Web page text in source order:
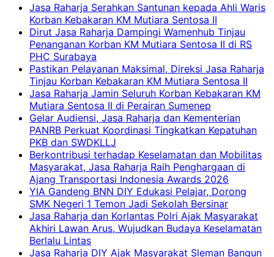
Jasa Raharja Serahkan Santunan kepada Ahli Waris
Korban Kebakaran KM Mutiara Sentosa II
Dirut Jasa Raharja Dampingi Wamenhub Tinjau
Penanganan Korban KM Mutiara Sentosa II di RS
PHC Surabaya
Pastikan Pelayanan Maksimal, Direksi Jasa Raharja
Tinjau Korban Kebakaran KM Mutiara Sentosa II
Jasa Raharja Jamin Seluruh Korban Kebakaran KM
Mutiara Sentosa II di Perairan Sumenep
Gelar Audiensi, Jasa Raharja dan Kementerian
PANRB Perkuat Koordinasi Tingkatkan Kepatuhan
PKB dan SWDKLLJ
Berkontribusi terhadap Keselamatan dan Mobilitas
Masyarakat, Jasa Raharja Raih Penghargaan di
Ajang Transportasi Indonesia Awards 2026
YIA Gandeng BNN DIY Edukasi Pelajar, Dorong
SMK Negeri 1 Temon Jadi Sekolah Bersinar
Jasa Raharja dan Korlantas Polri Ajak Masyarakat
Akhiri Lawan Arus, Wujudkan Budaya Keselamatan
Berlalu Lintas
Jasa Raharja DIY Ajak Masyarakat Sleman Bangun